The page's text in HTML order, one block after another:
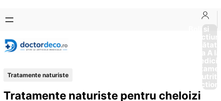
conținut
content
Boli si
Afectiuni
Sănătate
de la A
Tratamente naturiste
Tratamente naturiste pentru cheloizi